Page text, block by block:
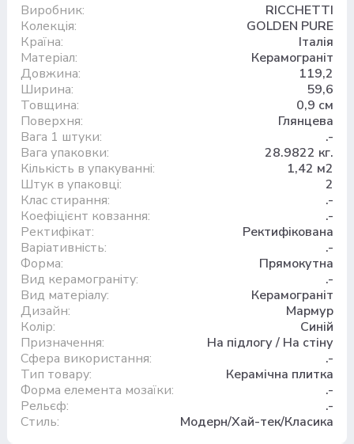
Виробник:
RICCHETTI
Колекція:
GOLDEN PURE
Країна:
Італія
Матеріал:
Керамограніт
Довжина:
119,2
Ширина:
59,6
Товщина:
0,9 см
Поверхня:
Глянцева
Вага 1 штуки:
.-
Вага упаковки:
28.9822 кг.
Кількість в упакуванні:
1,42 м2
Штук в упаковці:
2
Клас стирання:
.-
Коефіцієнт ковзання:
.-
Ректифікат:
Ректифікована
Варіативність:
.-
Форма:
Прямокутна
Вид керамограніту:
.-
Вид матеріалу:
Керамограніт
Дизайн:
Мармур
Колір:
Синій
Призначення:
На підлогу / На стіну
Сфера використання:
.-
Тип товару:
Керамічна плитка
Форма елемента мозаїки:
.-
Рельєф:
.-
Стиль:
Модерн/Хай-тек/Класика